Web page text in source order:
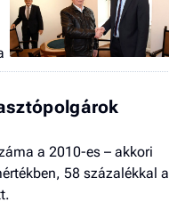
a 2010-es – akkori
58 százalékkal a